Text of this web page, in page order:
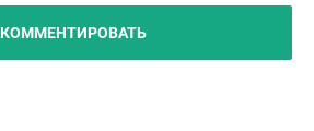
КОММЕНТИРОВАТЬ